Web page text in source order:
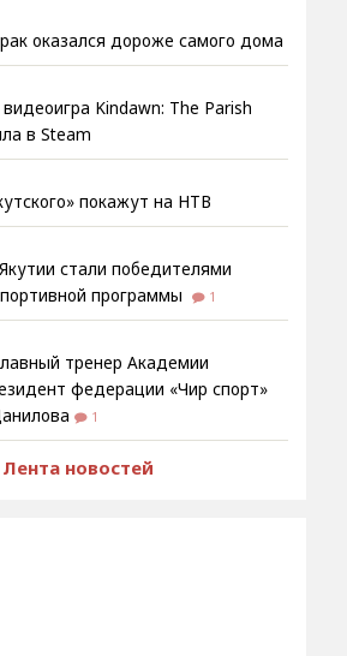
оказался дороже самого дома
Kindawn: The Parish
в Steam
покажут на НТВ
стали победителями
программы
1
тренер Академии
федерации «Чир спорт»
1
Лента новостей